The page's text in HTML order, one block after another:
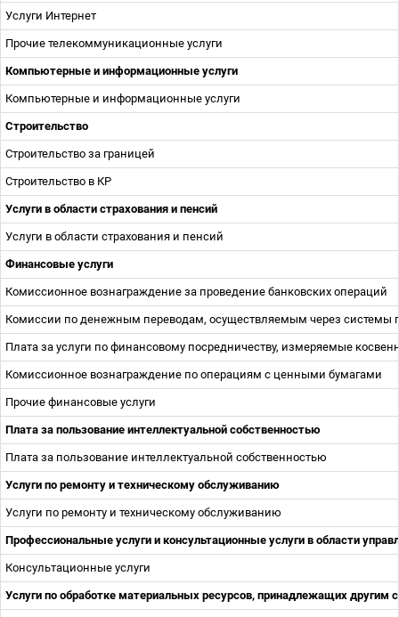
Услуги Интернет
Прочие телекоммуникационные услуги
Компьютерные и информационные услуги
Компьютерные и информационные услуги
Строительство
Строительство за границей
Строительство в КР
Услуги в области страхования и пенсий
Услуги в области страхования и пенсий
Финансовые услуги
Комиссионное вознаграждение за проведение банковских операций
Комиссии по денежным переводам, осуществляемым через системы
Плата за услуги по финансовому посредничеству, измеряемые
Комиссионное вознаграждение по операциям с ценными бумагами
Прочие финансовые услуги
Плата за пользование интеллектуальной собственностью
Плата за пользование интеллектуальной собственностью
Услуги по ремонту и техническому обслуживанию
Услуги по ремонту и техническому обслуживанию
Профессиональные услуги и консультационные услуги в области
Консультационные услуги
Услуги по обработке материальных ресурсов, принадлежащих другим